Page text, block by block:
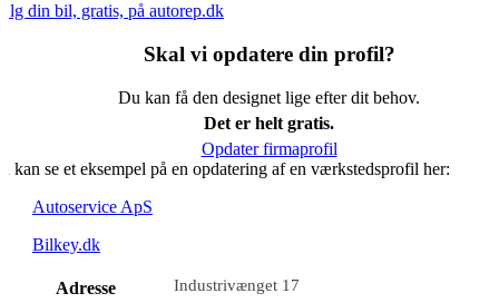
din bil, gratis, på autorep.dk
Skal vi opdatere din profil?
Du kan få den designet lige efter dit behov.
Det er helt gratis.
Opdater firmaprofil
kan se et eksempel på en opdatering af en værkstedsprofil her:
Autoservice ApS
Bilkey.dk
Adresse Industrivænget 17